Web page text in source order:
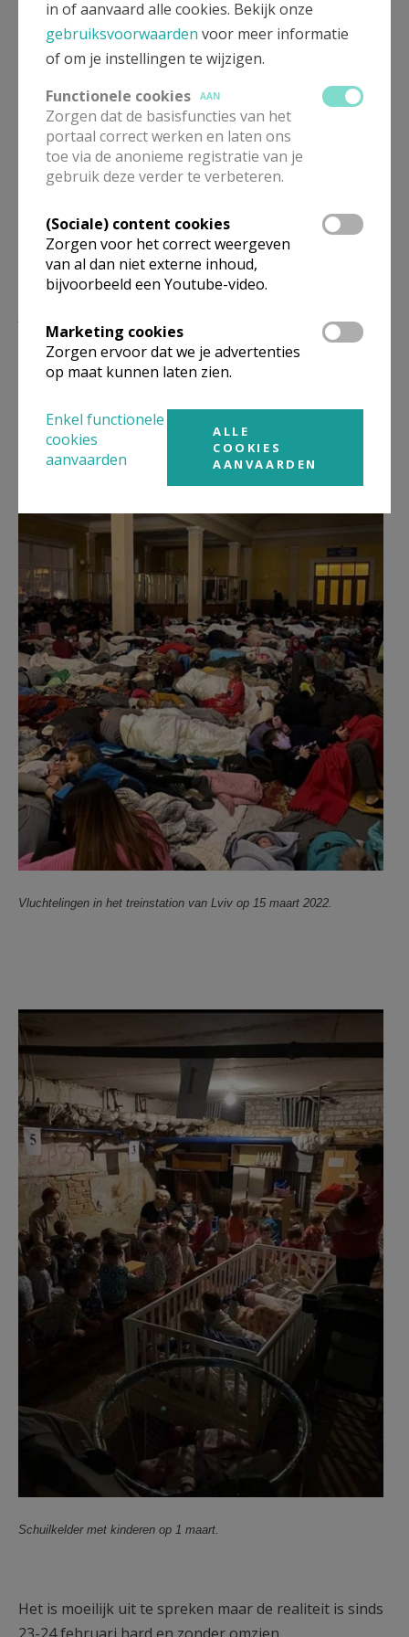
Solidariteit met het Oekraïense volk, met al wie
lijdt onder deze oorlog
Humanitaire hulp voor alle slachtoffers
Vrede door dialoog
De vredesvlag bij de ingang van de Sint-
Martinuskerk blijft ons oproepen om werk te
maken van een rechtvaardige en veilige
samenleving, waarin elke mens telt.
Vluchtelingen in het treinstation van Lviv op 15 maart 2022.
F1126K12.jpg
Schuilkelder met kinderen op 1 maart.
Het is moeilijk uit te spreken maar de realiteit is sinds
in of aanvaard alle cookies. Bekijk onze
gebruiksvoorwaarden voor meer informatie
of om je instellingen te wijzigen.
Functionele cookies
AAN
Zorgen dat de basisfuncties van het
portaal correct werken en laten ons
toe via de anonieme registratie van je
gebruik deze verder te verbeteren.
(Sociale) content cookies
Zorgen voor het correct weergeven
van al dan niet externe inhoud,
bijvoorbeeld een Youtube-video.
Marketing cookies
Zorgen ervoor dat we je advertenties
op maat kunnen laten zien.
Enkel functionele
cookies
aanvaarden
ALLE
COOKIES
AANVAARDEN